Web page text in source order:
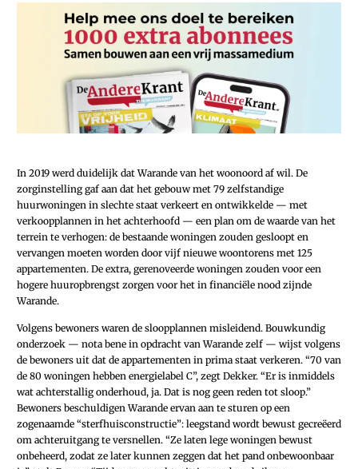
In 2019 werd duidelijk dat Warande van het woonoord af wil. De
zorginstelling gaf aan dat het gebouw met 79 zelfstandige
huurwoningen in slechte staat verkeert en ontwikkelde — met
verkoopplannen in het achterhoofd — een plan om de waarde van het
terrein te verhogen: de bestaande woningen zouden gesloopt en
vervangen moeten worden door vijf nieuwe woontorens met 125
appartementen. De extra, gerenoveerde woningen zouden voor een
hogere huuropbrengst zorgen voor het in financiële nood zijnde
Warande.
Volgens bewoners waren de sloopplannen misleidend. Bouwkundig
onderzoek — nota bene in opdracht van Warande zelf — wijst volgens
de bewoners uit dat de appartementen in prima staat verkeren. “70 van
de 80 woningen hebben energielabel C”, zegt Dekker. “Er is inmiddels
wat achterstallig onderhoud, ja. Dat is nog geen reden tot sloop.”
Bewoners beschuldigen Warande ervan aan te sturen op een
zogenaamde “sterfhuisconstructie”: leegstand wordt bewust gecreëerd
om achteruitgang te versnellen. “Ze laten lege woningen bewust
onbeheerd, zodat ze later kunnen zeggen dat het pand onbewoonbaar